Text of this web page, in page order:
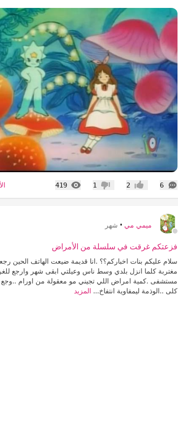
6
التعليقات إعجاب2 عدم إعجاب
1
419
المشاهدات
ميمي مي • شهر
فزعتكم غرقت في سلسلة من الأمراض
سلام عليكم بنات اخباركم؟؟ .انا قديمة ضيعت الهاتف الحين
مغتربة كلما انزل بلدي وسط ناس وعيلتي ابقى شهر وارجع
مستشفى .كمية امراض اللي تجيني مو معقولة من اورام
كلى ..الوذمة ليمفاوية انتفاخ... المزيد